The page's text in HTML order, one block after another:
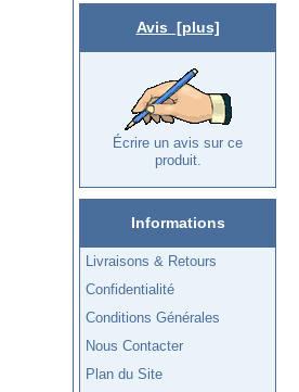
Avis [plus]
Écrire un avis sur ce
produit.
Informations
Livraisons & Retours
Confidentialité
Conditions Générales
Nous Contacter
Plan du Site